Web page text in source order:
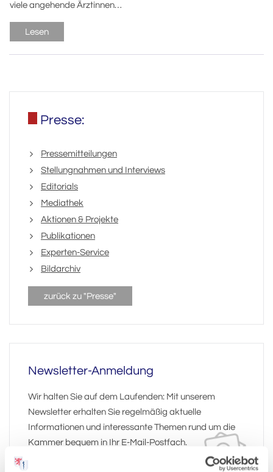
viele angehende Ärztinnen…
Lesen
Presse:
Pressemitteilungen
Stellungnahmen und Interviews
Editorials
Mediathek
Aktionen & Projekte
Publikationen
Experten-Service
Bildarchiv
zurück zu "Presse"
Newsletter-Anmeldung
Wir halten Sie auf dem Laufenden: Mit unserem
Newsletter erhalten Sie regelmäßig aktuelle
Informationen und interessante Themen rund um die
Kammer bequem in Ihr E-Mail-Postfach.